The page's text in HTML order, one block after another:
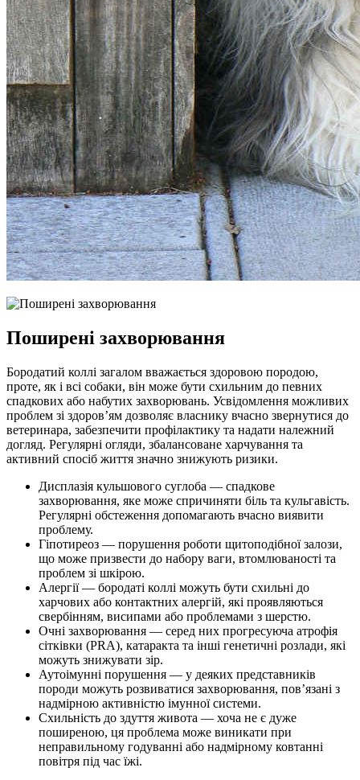
Поширені захворювання
Бородатий коллі загалом вважається здоровою породою,
проте, як і всі собаки, він може бути схильним до певних
спадкових або набутих захворювань. Усвідомлення можливих
проблем зі здоров’ям дозволяє власнику вчасно звернутися до
ветеринара, забезпечити профілактику та надати належний
догляд. Регулярні огляди, збалансоване харчування та
активний спосіб життя значно знижують ризики.
Дисплазія кульшового суглоба — спадкове
захворювання, яке може спричиняти біль та кульгавість.
Регулярні обстеження допомагають вчасно виявити
проблему.
Гіпотиреоз — порушення роботи щитоподібної залози,
що може призвести до набору ваги, втомлюваності та
проблем зі шкірою.
Алергії — бородаті коллі можуть бути схильні до
харчових або контактних алергій, які проявляються
свербінням, висипами або проблемами з шерстю.
Очні захворювання — серед них прогресуюча атрофія
сітківки (PRA), катаракта та інші генетичні розлади, які
можуть знижувати зір.
Аутоімунні порушення — у деяких представників
породи можуть розвиватися захворювання, пов’язані з
надмірною активністю імунної системи.
Схильність до здуття живота — хоча не є дуже
поширеною, ця проблема може виникати при
неправильному годуванні або надмірному ковтанні
повітря під час їжі.